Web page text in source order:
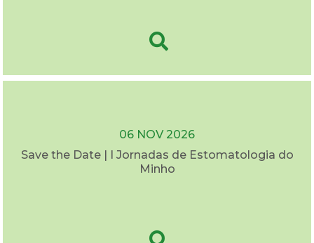
06 NOV 2026
Save the Date | I Jornadas de Estomatologia do
Minho